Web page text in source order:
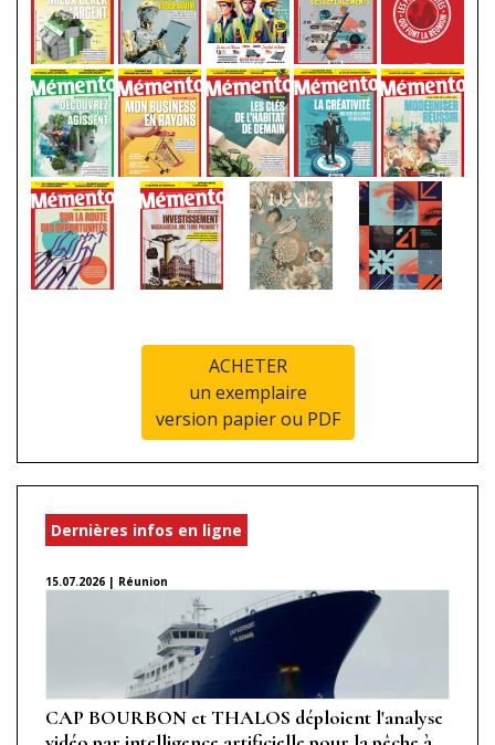
ACHETER
un exemplaire
version papier ou PDF
Dernières infos en ligne
15.07.2026 | Réunion
CAP BOURBON et THALOS déploient l'analyse